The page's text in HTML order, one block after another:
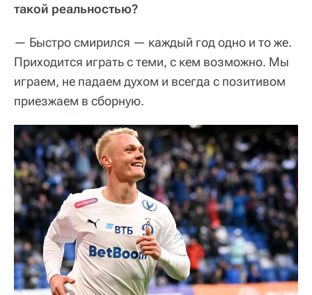
такой реальностью?
— Быстро смирился — каждый год одно и то же.
Приходится играть с теми, с кем возможно. Мы
играем, не падаем духом и всегда с позитивом
приезжаем в сборную.